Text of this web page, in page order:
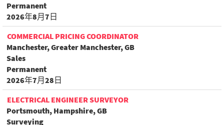
Permanent
2026年8月7日
COMMERCIAL PRICING COORDINATOR
Manchester, Greater Manchester, GB
Sales
Permanent
2026年7月28日
ELECTRICAL ENGINEER SURVEYOR
Portsmouth, Hampshire, GB
Surveying